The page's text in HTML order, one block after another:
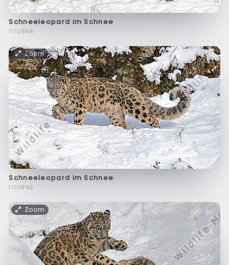
Schneeleopard im Schnee
f110954
Zoom
Schneeleopard im Schnee
f110892
Zoom